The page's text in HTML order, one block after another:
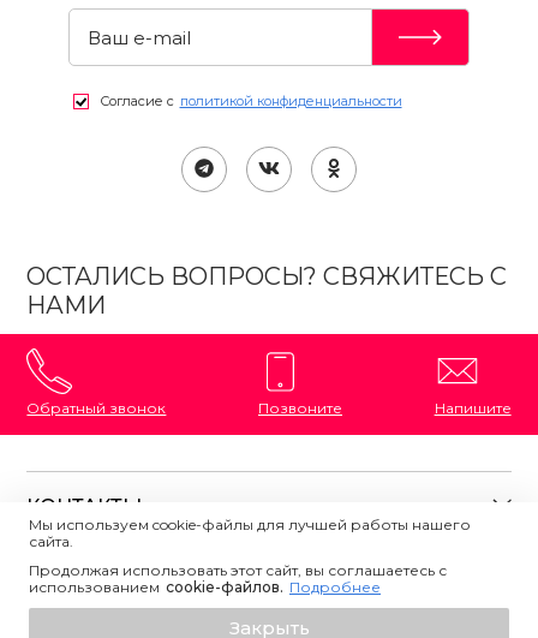
Добавить в корзину
Согласие с политикой конфиденциальности
ОСТАЛИСЬ ВОПРОСЫ? СВЯЖИТЕСЬ С
НАМИ
Обратный звонок Позвоните Напишите
КОНТАКТЫ
8 (800) 333-87-72
Напишите нам
ПОЛЕЗНАЯ ИНФОРМАЦИЯ
О магазине
Мы используем cookie-файлы для лучшей работы нашего
сайта.
Продолжая использовать этот сайт, вы соглашаетесь с
использованием сookie-файлов. Подробнее
Закрыть